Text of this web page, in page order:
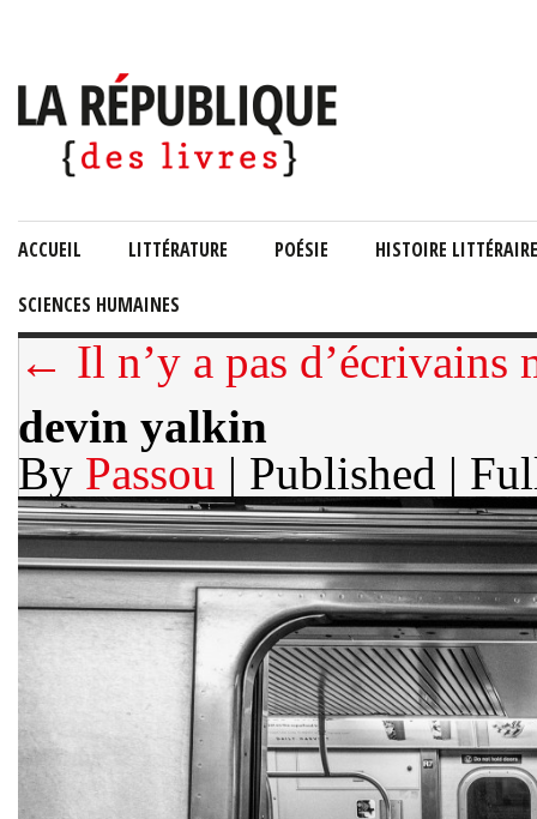
ACCUEIL LITTÉRATURE POÉSIE HISTOIRE LITTÉRAIRE
SCIENCES HUMAINES
← Il n’y a pas d’écrivains
devin yalkin
By Passou | Published |